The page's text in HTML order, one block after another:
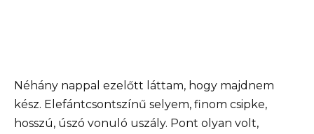
Néhány nappal ezelőtt láttam, hogy majdnem
kész. Elefántcsontszínű selyem, finom csipke,
hosszú, úszó vonuló uszály. Pont olyan volt,